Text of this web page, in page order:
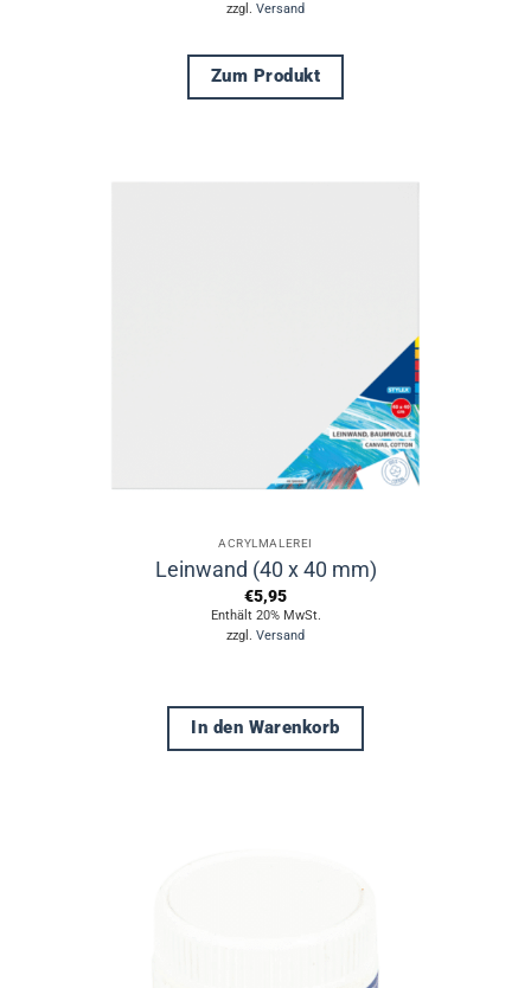
zzgl. Versand
Zum Produkt
werden
ACRYLMALEREI
Leinwand (40 x 40 mm)
€5,95
Enthält 20% MwSt.
zzgl. Versand
In den Warenkorb